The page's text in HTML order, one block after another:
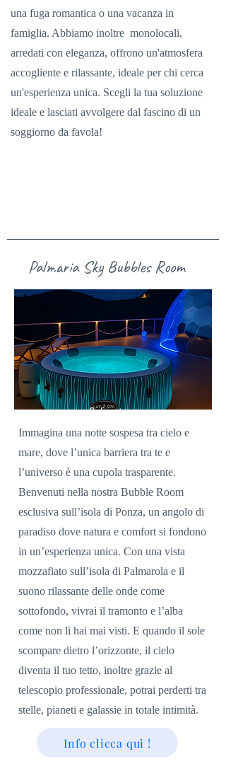
una fuga romantica o una vacanza in
famiglia. Abbiamo inoltre monolocali,
arredati con eleganza, offrono un'atmosfera
accogliente e rilassante, ideale per chi cerca
un'esperienza unica. Scegli la tua soluzione
ideale e lasciati avvolgere dal fascino di un
soggiorno da favola!
Palmaria Sky Bubbles Room
Palmaria
Sky
Bubbles
Immagina una notte sospesa tra cielo e
mare, dove l’unica barriera tra te e
l’universo è una cupola trasparente.
Benvenuti nella nostra Bubble Room
esclusiva sull’isola di Ponza, un angolo di
paradiso dove natura e comfort si fondono
in un’esperienza unica. Con una vista
mozzafiato sull’isola di Palmarola e il
suono rilassante delle onde come
sottofondo, vivrai il tramonto e l’alba
come non li hai mai visti. E quando il sole
scompare dietro l’orizzonte, il cielo
diventa il tuo tetto, inoltre grazie al
telescopio professionale, potrai perderti tra
stelle, pianeti e galassie in totale intimità.
Info clicca qui !